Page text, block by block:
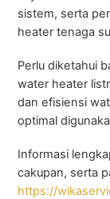
sistem, serta
heater tenaga
Perlu diketahui
water heater
dan efisiensi
optimal
Informasi
cakupan, serta
https://